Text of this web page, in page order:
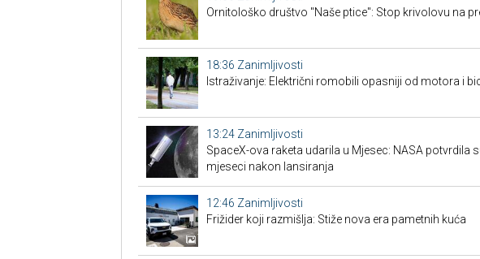
Ornitološko društvo "Naše ptice": Stop krivolovu na
18:36 Zanimljivosti
Istraživanje: Električni romobili opasniji od motora i
13:24 Zanimljivosti
SpaceX-ova raketa udarila u Mjesec: NASA potvrdila
mjeseci nakon lansiranja
12:46 Zanimljivosti
Frižider koji razmišlja: Stiže nova era pametnih kuća